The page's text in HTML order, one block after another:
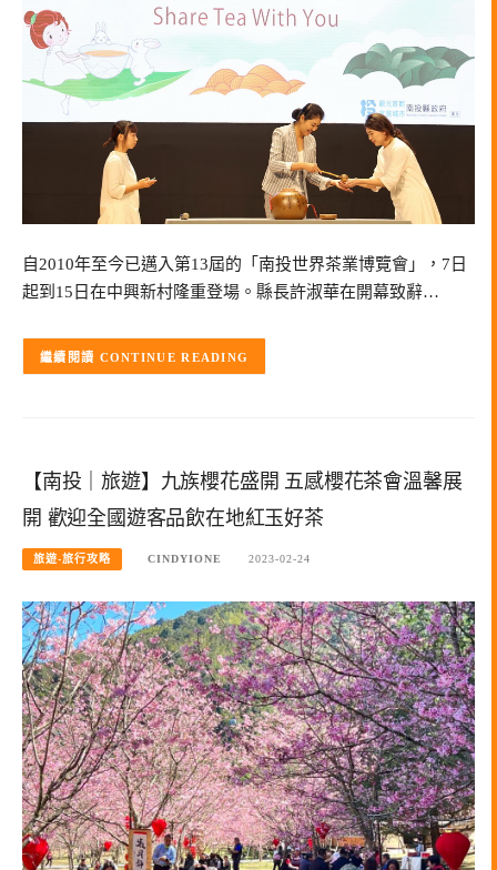
自2010年至今已邁入第13屆的「南投世界茶業博覽會」，7日
起到15日在中興新村隆重登場。縣長許淑華在開幕致辭…
CONTINUE READING
【南投｜旅遊】九族櫻花盛開 五感櫻花茶會溫馨展
開 歡迎全國遊客品飲在地紅玉好茶
旅遊-旅行攻略 CINDYIONE 2023-02-24